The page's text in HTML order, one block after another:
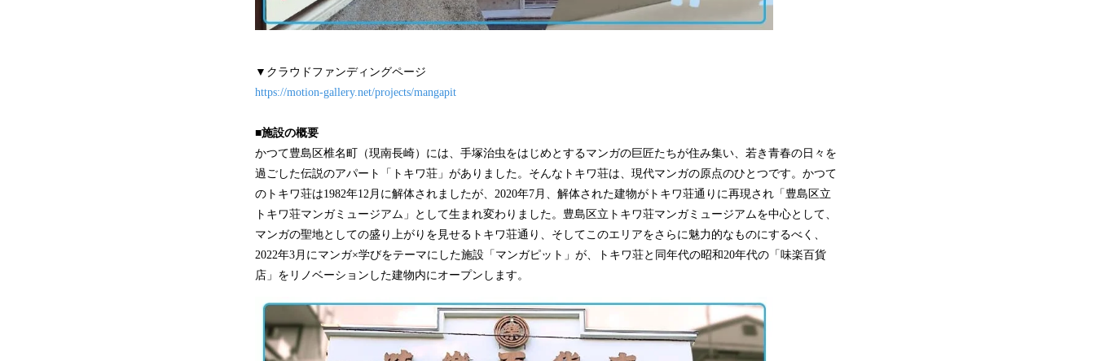
▼クラウドファンディングページ
https://motion-gallery.net/projects/mangapit
■施設の概要
かつて豊島区椎名町（現南長崎）には、手塚治虫をはじめとするマンガの巨匠たちが住み集い、若き青春の日々を
過ごした伝説のアパート「トキワ荘」がありました。そんなトキワ荘は、現代マンガの原点のひとつです。かつて
のトキワ荘は1982年12月に解体されましたが、2020年7月、解体された建物がトキワ荘通りに再現され「豊島区立
トキワ荘マンガミュージアム」として生まれ変わりました。豊島区立トキワ荘マンガミュージアムを中心として、
マンガの聖地としての盛り上がりを見せるトキワ荘通り、そしてこのエリアをさらに魅力的なものにするべく、
2022年3月にマンガ×学びをテーマにした施設「マンガピット」が、トキワ荘と同年代の昭和20年代の「味楽百貨
店」をリノベーションした建物内にオープンします。